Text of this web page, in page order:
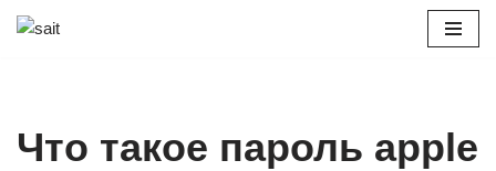
Что такое пароль apple